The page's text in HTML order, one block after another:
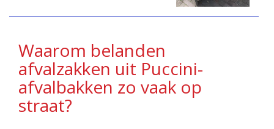
Waarom belanden
afvalzakken uit Puccini-
afvalbakken zo vaak op
straat?